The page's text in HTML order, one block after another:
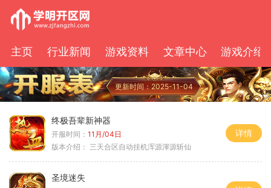
主页 行业新闻 游戏资料 文章中心 游戏介绍
更新时间：2025-11-04
终极吾辈新神器
开服时间： 11月/04日
版本介绍： 三天合区自动挂机浑源渾源斩仙
详情
圣境迷失